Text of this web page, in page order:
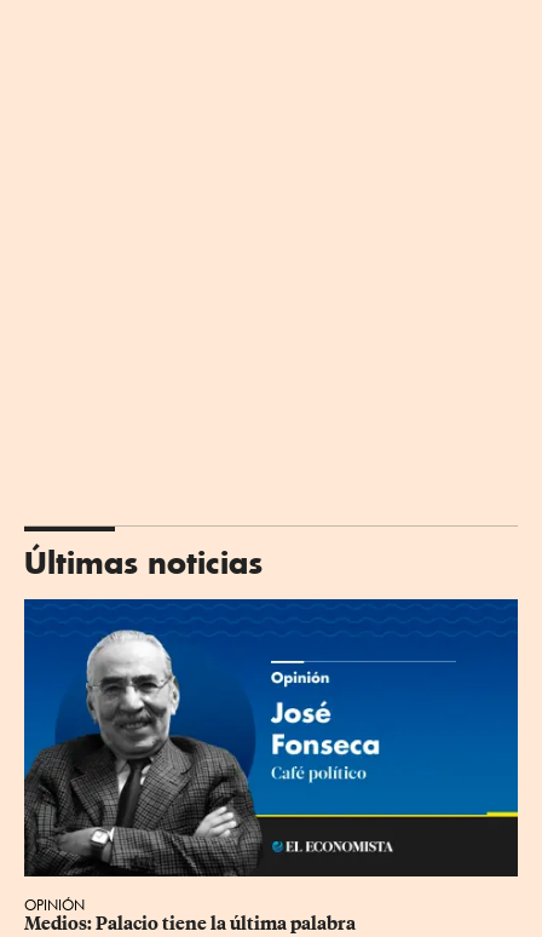
Últimas noticias
OPINIÓN
Medios: Palacio tiene la última palabra